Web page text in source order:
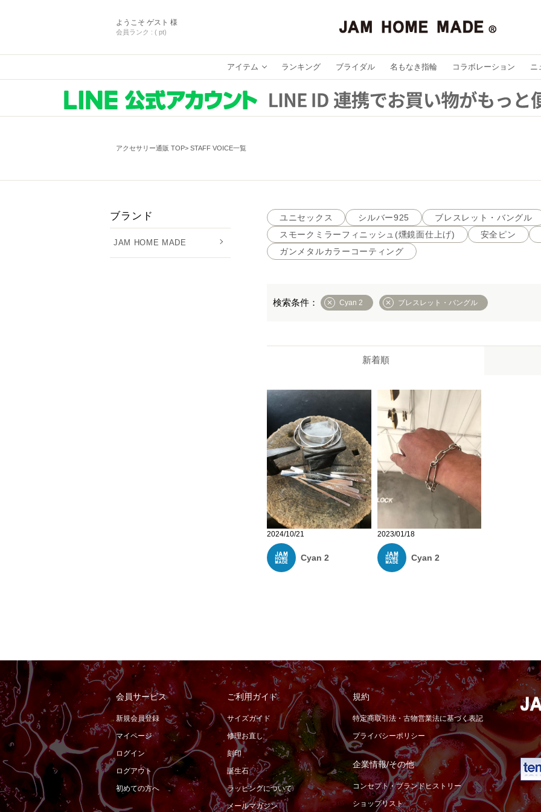
ようこそ ゲスト 様
会員ランク : ( pt)
アイテム ランキング ブライダル 名もなき指輪 コラボレーション ニ
アクセサリー通販 TOP STAFF VOICE一覧
ブランド
JAM HOME MADE
ユニセックス シルバー925
ブレスレット・バングル
スモークミラーフィニッシュ(燻鏡面仕上げ)
安全ピン
ガンメタルカラーコーティング
Cyan 2 ブレスレット・バングル
新着順
2024/10/21
Cyan 2
2023/01/18
Cyan 2
会員サービス
新規会員登録
マイページ
ログイン
ログアウト
初めての方へ
ご利用ガイド
サイズガイド
修理お直し
刻印
誕生石
ラッピングについて
メールマガジン
規約
特定商取引法・古物営業法に基づく表記
プライバシーポリシー
企業情報/その他
コンセプト・ブランドヒストリー
ショップリスト